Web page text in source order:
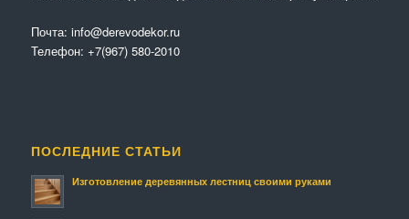
Почта: info@derevodekor.ru
Телефон: +7(967) 580-2010
ПОСЛЕДНИЕ СТАТЬИ
Изготовление деревянных лестниц своими руками